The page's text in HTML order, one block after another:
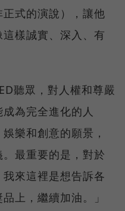
式的演說），讓他
樣誠實、深入、有
聽眾，對人權和尊嚴
為完全進化的人
樂和創意的願景，
最重要的是，對於
來這裡是想告訴各
上，繼續加油。」